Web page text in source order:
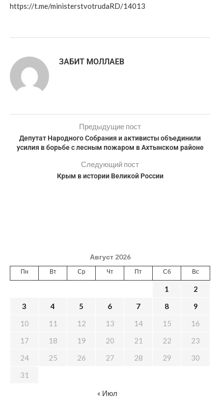
https://t.me/ministerstvotrudaRD/14013
ЗАБИТ МОЛЛАЕВ
Предыдущие пост
Депутат Народного Собрания и активисты объединили
усилия в борьбе с лесным пожаром в Ахтынском районе
Следующий пост
Крым в истории Великой России
Август 2026
Пн Вт Ср Чт Пт Сб Вс
1
2
3
4 5 6 7 8
9
10
11 12 13 14 15
16
17
18 19 20 21 22
23
24
25 26 27 28 29
30
31
« Июл